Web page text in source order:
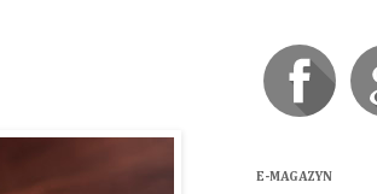
E-MAGAZYN